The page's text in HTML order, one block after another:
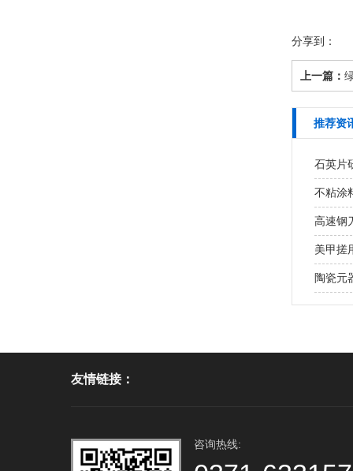
分享到：
上一篇：
推荐资
石英片
不粘涂
高速钢
美甲搓
陶瓷元
友情链接：
咨询热线: